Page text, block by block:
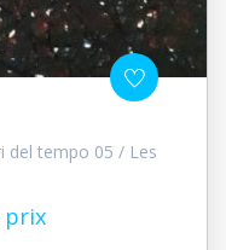
del tempo 05 / Les
prix